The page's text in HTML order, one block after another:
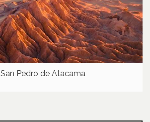
San Pedro de Atacama